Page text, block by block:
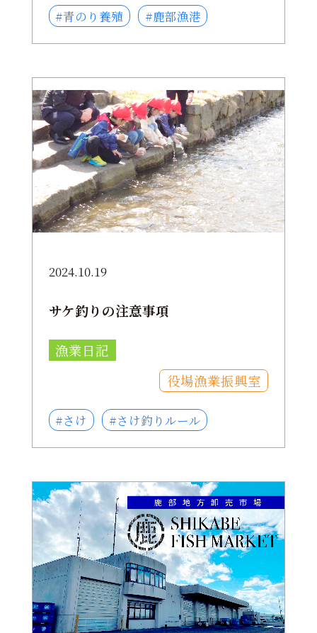
#青のり養殖 #鹿部漁港
2024.10.19
サケ釣りの注意事項
漁業日記
役場漁業振興室
#さけ #さけ釣りルール